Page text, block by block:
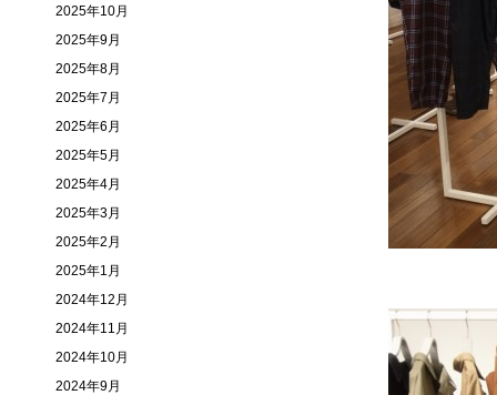
2025年10月
2025年9月
2025年8月
2025年7月
2025年6月
2025年5月
2025年4月
2025年3月
2025年2月
2025年1月
2024年12月
2024年11月
2024年10月
2024年9月